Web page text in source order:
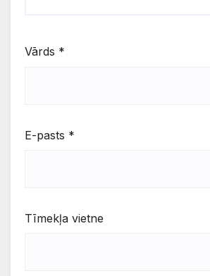
Vārds *
E-pasts *
Tīmekļa vietne